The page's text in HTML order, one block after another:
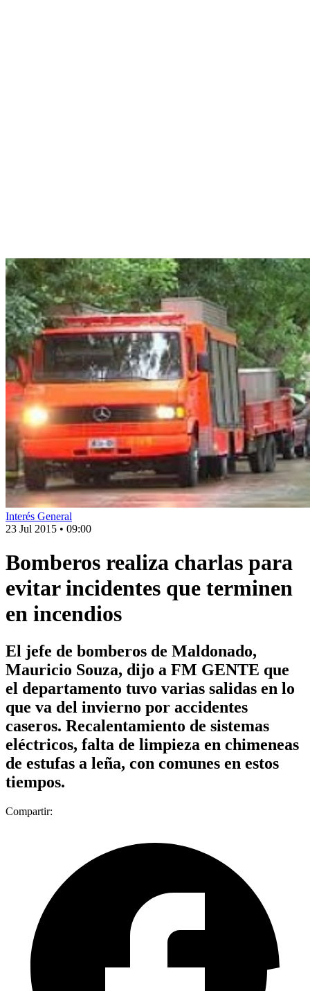
Interés General
23 Jul 2015 • 09:00
Bomberos realiza charlas para
evitar incidentes que terminen
en incendios
El jefe de bomberos de Maldonado,
Mauricio Souza, dijo a FM GENTE que
el departamento tuvo varias salidas en lo
que va del invierno por accidentes
caseros. Recalentamiento de sistemas
eléctricos, falta de limpieza en chimeneas
de estufas a leña, con comunes en estos
tiempos.
Compartir: